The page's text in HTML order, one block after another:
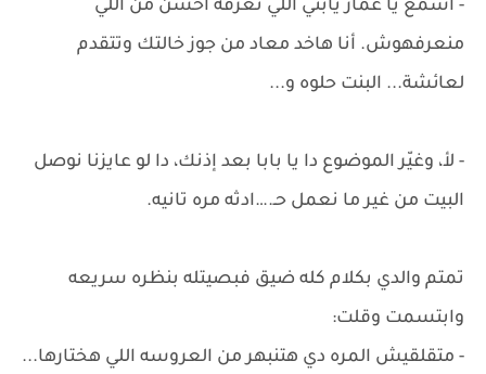
- أسمع يا عمار يابني اللي نعرفه أحسن من اللي
منعرفهوش. أنا هاخد معاد من جوز خالتك وتتقدم
لعائشة... البنت حلوه و...
- لأ، وغيّر الموضوع دا يا بابا بعد إذنك، دا لو عايزنا نوصل
البيت من غير ما نعمل حـ.…ادثه مره تانيه.
تمتم والدي بكلام كله ضيق فبصيتله بنظره سريعه
وابتسمت وقلت:
- متقلقيش المره دي هتنبهر من العروسه اللي هختارها...